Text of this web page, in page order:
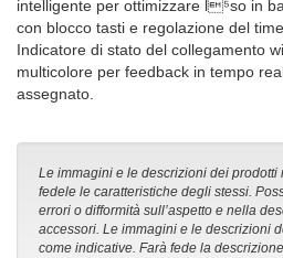
intelligente per ottimizzare l⁵so in
con blocco tasti e regolazione del
Indicatore di stato del collegamento
multicolore per feedback in tempo
assegnato.
Le immagini e le descrizioni dei
fedele le caratteristiche degli stessi.
errori o difformità sull’aspetto e nella
accessori. Le immagini e le descrizioni
come indicative. Farà fede la